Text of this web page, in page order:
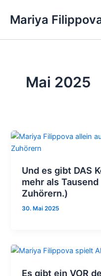
InhaltMariya
Mai 2025
Und es gibt DAS
mehr als
Zuhörern.)
30. Mai 2025
Es gibt ein VOR